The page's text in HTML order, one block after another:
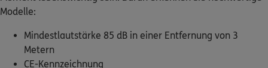
Mindestlautstärke 85 dB in einer Entfernung von 3
Metern
CE-Kennzeichnung
TÜV-Zertifizierung